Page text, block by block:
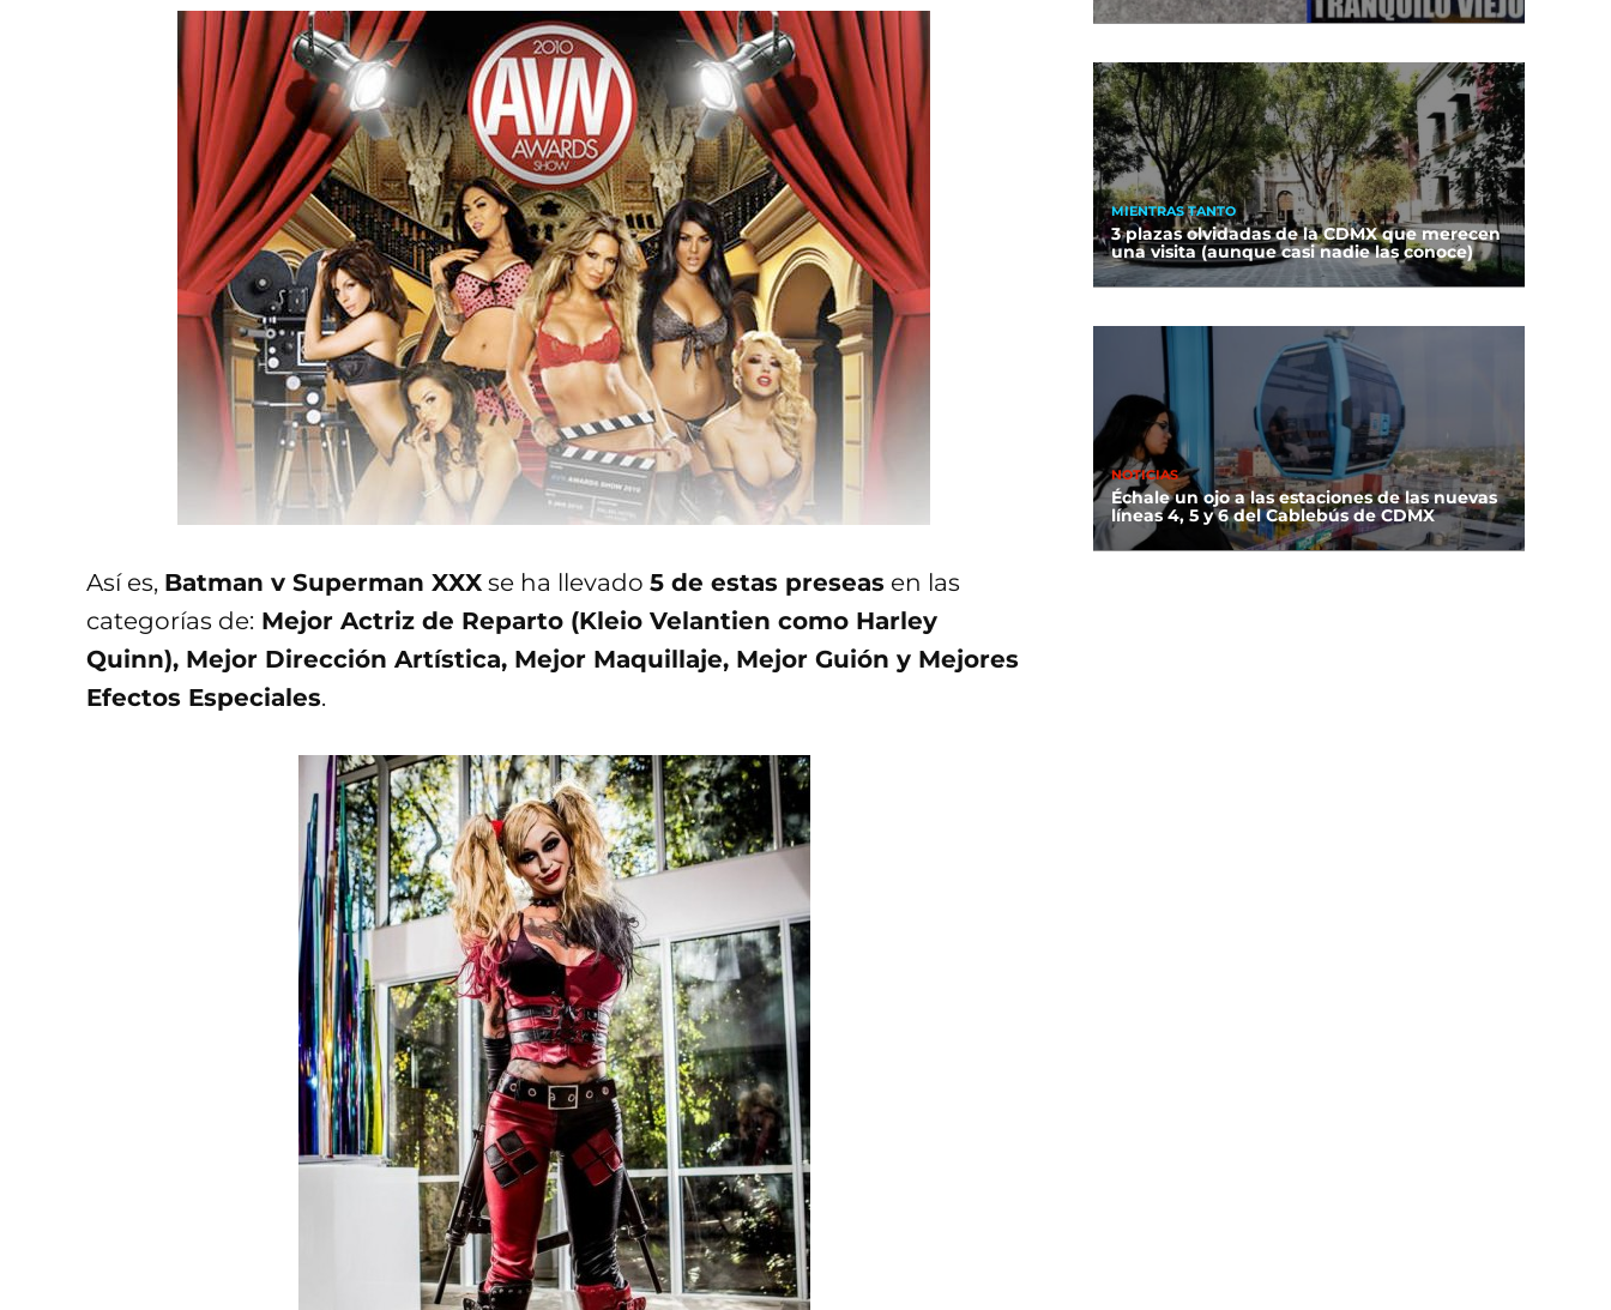
Así es, Batman v Superman XXX se ha llevado 5 de estas preseas en las
categorías de: Mejor Actriz de Reparto (Kleio Velantien como Harley
Quinn), Mejor Dirección Artística, Mejor Maquillaje, Mejor Guión y Mejores
Efectos Especiales.
MIENTRAS TANTO
3 plazas olvidadas de la CDMX que merecen
una visita (aunque casi nadie las conoce)
NOTICIAS
Échale un ojo a las estaciones de las nuevas
líneas 4, 5 y 6 del Cablebús de CDMX